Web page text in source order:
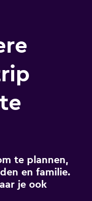
te plannen,
en familie.
je ook